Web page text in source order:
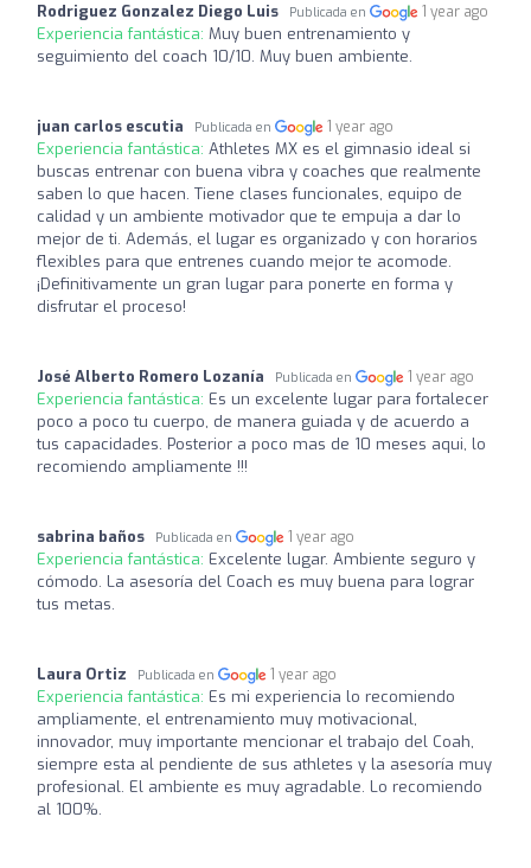
Rodriguez Gonzalez Diego Luis Publicada en 1 year ago
Experiencia fantástica: Muy buen entrenamiento y
seguimiento del coach 10/10. Muy buen ambiente.
juan carlos escutia Publicada en 1 year ago
Experiencia fantástica: Athletes MX es el gimnasio ideal si
buscas entrenar con buena vibra y coaches que realmente
saben lo que hacen. Tiene clases funcionales, equipo de
calidad y un ambiente motivador que te empuja a dar lo
mejor de ti. Además, el lugar es organizado y con horarios
flexibles para que entrenes cuando mejor te acomode.
¡Definitivamente un gran lugar para ponerte en forma y
disfrutar el proceso!
José Alberto Romero Lozanía Publicada en 1 year ago
Experiencia fantástica: Es un excelente lugar para fortalecer
poco a poco tu cuerpo, de manera guiada y de acuerdo a
tus capacidades. Posterior a poco mas de 10 meses aqui, lo
recomiendo ampliamente !!!
sabrina baños Publicada en 1 year ago
Experiencia fantástica: Excelente lugar. Ambiente seguro y
cómodo. La asesoría del Coach es muy buena para lograr
tus metas.
Laura Ortiz Publicada en 1 year ago
Experiencia fantástica: Es mi experiencia lo recomiendo
ampliamente, el entrenamiento muy motivacional,
innovador, muy importante mencionar el trabajo del Coah,
siempre esta al pendiente de sus athletes y la asesoría muy
profesional. El ambiente es muy agradable. Lo recomiendo
al 100%.